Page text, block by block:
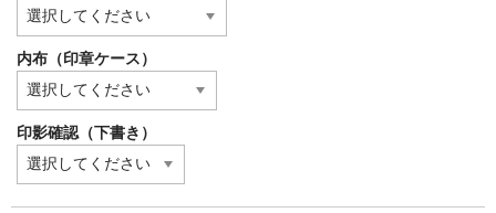
内布（印章ケース）
印影確認（下書き）